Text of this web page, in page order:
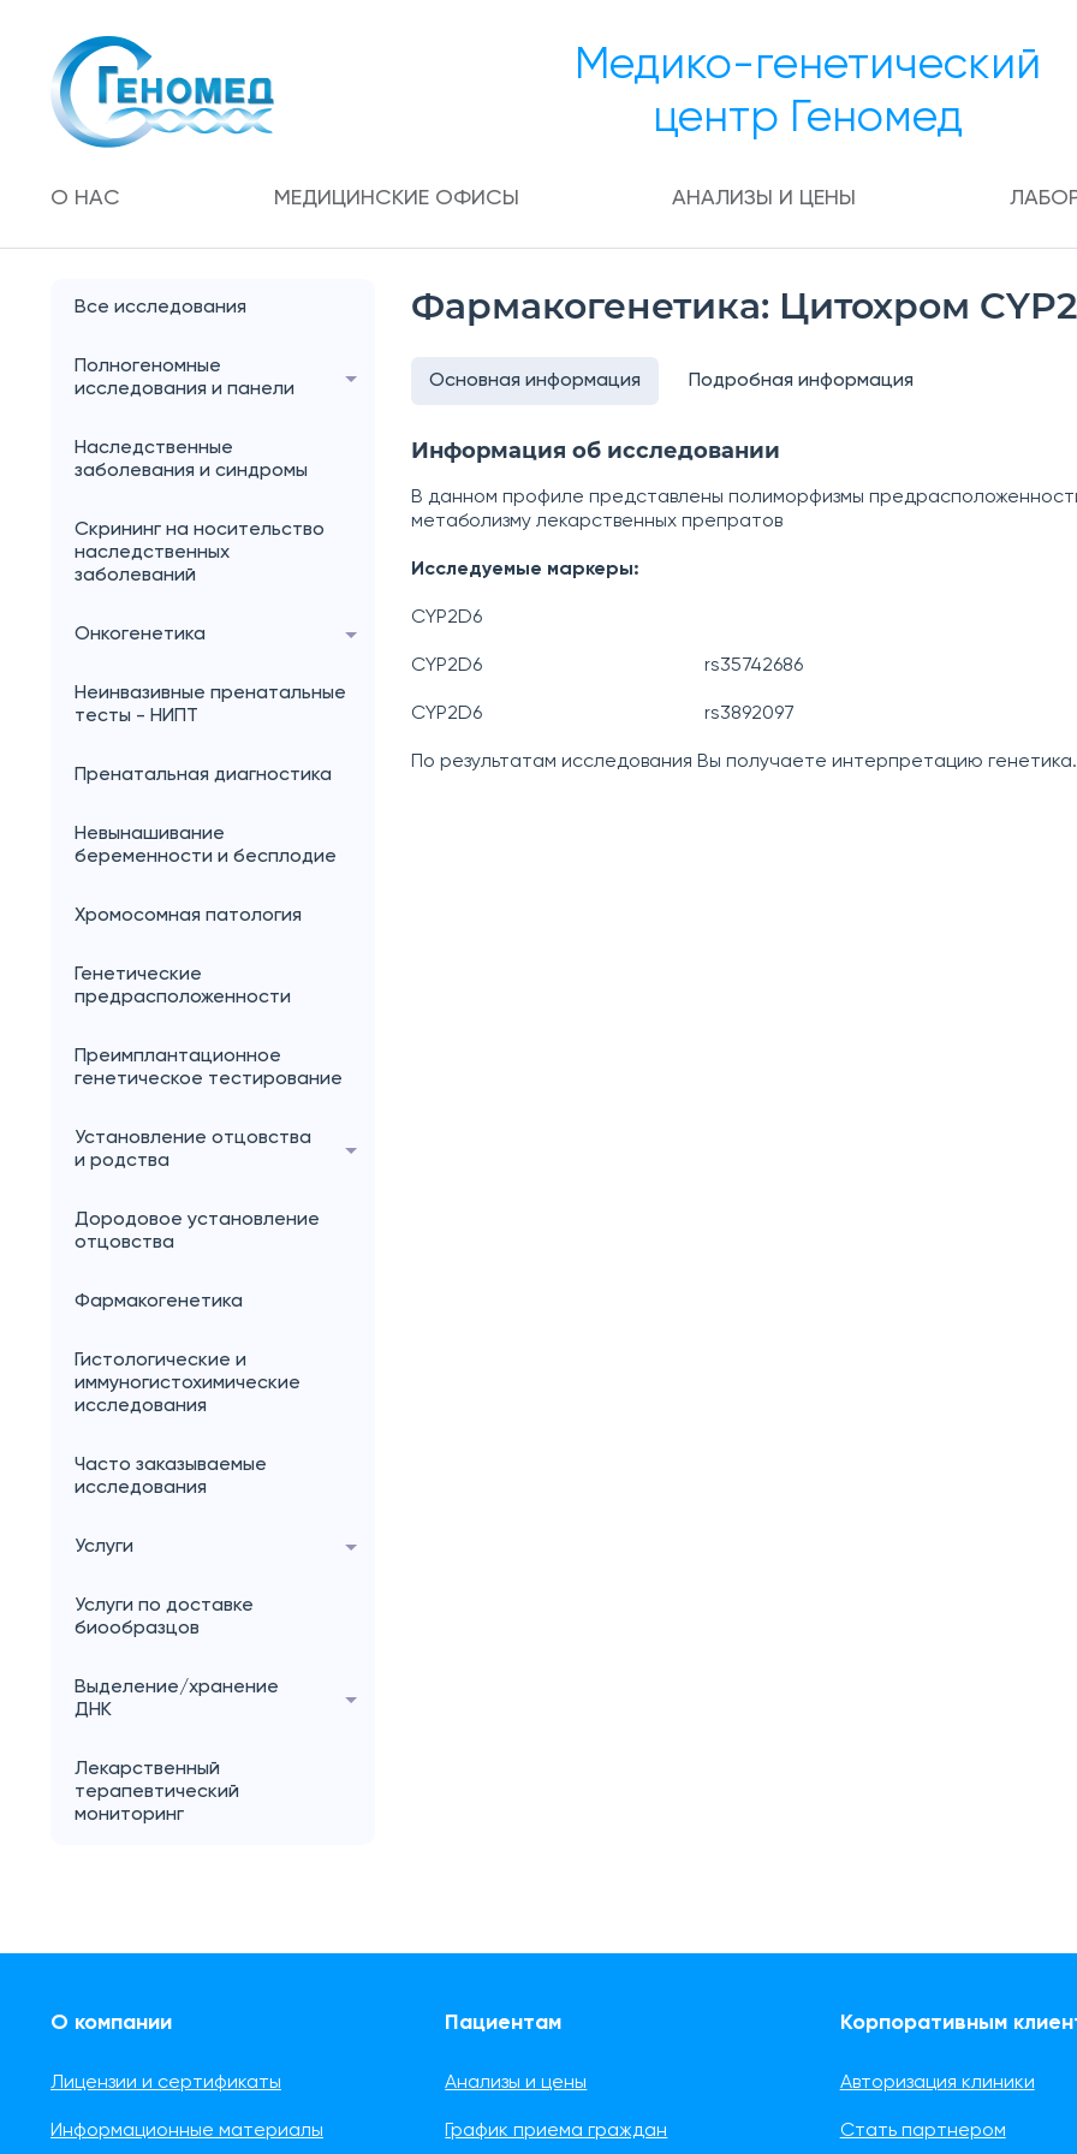
Медико-генетический
центр Геномед
О НАС МЕДИЦИНСКИЕ ОФИСЫ АНАЛИЗЫ И ЦЕНЫ
Все исследования
Полногеномные
исследования и панели
Наследственные
заболевания и синдромы
Скрининг на носительство
наследственных
заболеваний
Онкогенетика
Неинвазивные пренатальные
тесты - НИПТ
Пренатальная диагностика
Невынашивание
беременности и бесплодие
Хромосомная патология
Генетические
предрасположенности
Преимплантационное
генетическое тестирование
Установление отцовства
и родства
Дородовое установление
отцовства
Фармакогенетика
Гистологические и
иммуногистохимические
исследования
Часто заказываемые
исследования
Услуги
Услуги по доставке
биообразцов
Выделение/хранение
ДНК
Лекарственный
терапевтический
мониторинг
Фармакогенетика: Цитохром
Основная информация Подробная информация
Информация об исследовании
В данном профиле представлены полиморфизмы
метаболизму лекарственных препратов
Исследуемые маркеры:
CYP2D6
CYP2D6 rs35742686
CYP2D6 rs3892097
По результатам исследования Вы получаете интерпретацию генетика.
О компании
Лицензии и сертификаты
Информационные материалы
Пациентам
Анализы и цены
График приема граждан
Корпоративным
Авторизация клиники
Стать партнером